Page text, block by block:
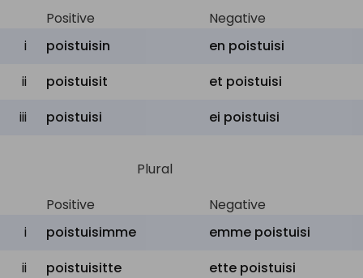
Positive
Negative
i
poistuisin en poistuisi
ii
poistuisit et poistuisi
iii
poistuisi ei poistuisi
Plural
Positive
Negative
i
poistuisimme emme poistuisi
ii
poistuisitte ette poistuisi